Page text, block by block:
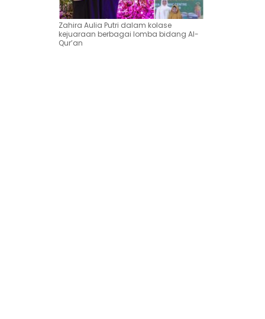
Zahira Aulia Putri dalam kolase
kejuaraan berbagai lomba bidang Al-
Qur’an